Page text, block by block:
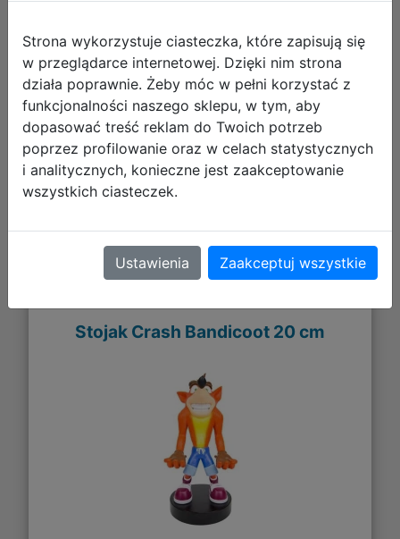
215,78 zł
DO KOSZYKA
Galeria zdjęć
Stojak Crash Bandicoot 20 cm
Strona wykorzystuje ciasteczka, które zapisują się
w przeglądarce internetowej. Dzięki nim strona
działa poprawnie. Żeby móc w pełni korzystać z
funkcjonalności naszego sklepu, w tym, aby
dopasować treść reklam do Twoich potrzeb
poprzez profilowanie oraz w celach statystycznych
i analitycznych, konieczne jest zaakceptowanie
wszystkich ciasteczek.
Ustawienia Zaakceptuj wszystkie